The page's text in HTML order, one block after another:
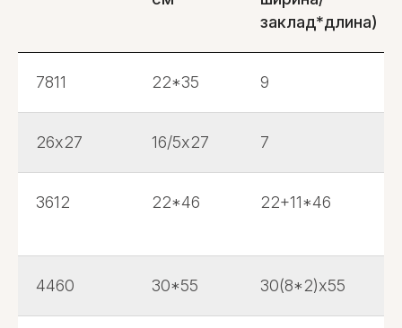
заклад*длина)
7811 22*35 9
26х27 16/5х27 7
3612 22*46 22+11*46
4460 30*55 30(8*2)х55